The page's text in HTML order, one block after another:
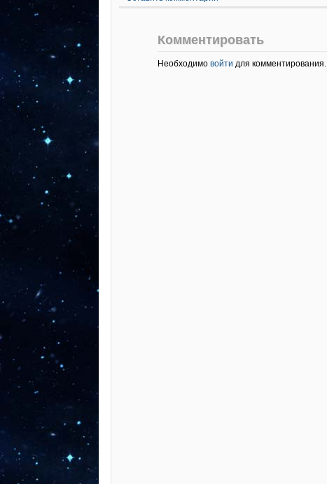
Комментировать
Необходимо войти для комментирования.